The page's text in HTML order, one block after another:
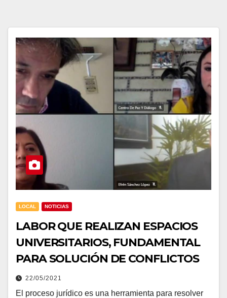
LOCAL NOTICIAS
LABOR QUE REALIZAN ESPACIOS
UNIVERSITARIOS, FUNDAMENTAL
PARA SOLUCIÓN DE CONFLICTOS
22/05/2021
El proceso jurídico es una herramienta para resolver